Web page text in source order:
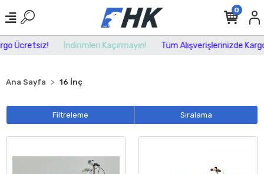
Ücretsiz! İndirimleri Kaçırmayın! Tüm Alışverişlerinizde Kargo
0
Ana Sayfa 16 İnç
Filtreleme Sıralama